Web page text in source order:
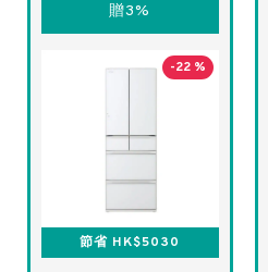
贈3%
-22 %
節省 HK$5030